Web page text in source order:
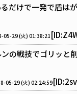
だけで一発で盾は
05-29 (火) 01:38:21
の戦技でゴリッと
05-29 (火) 02:24:59